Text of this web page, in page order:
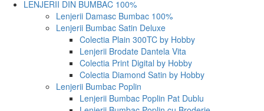
LENJERII DIN BUMBAC 100%
Lenjerii Damasc Bumbac 100%
Lenjerii Bumbac Satin Deluxe
Colectia Plain 300TC by Hobby
Lenjerii Brodate Dantela Vita
Colectia Print Digital by Hobby
Colectia Diamond Satin by Hobby
Lenjerii Bumbac Poplin
Lenjerii Bumbac Poplin Pat Dublu